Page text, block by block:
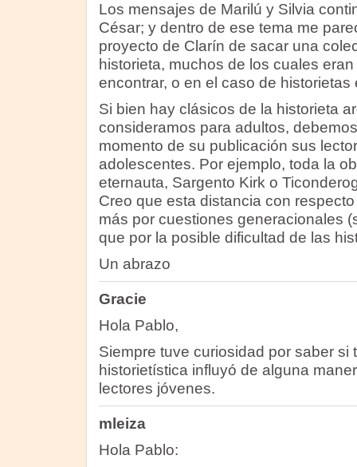
Los mensajes de Marilú y Silvia
César; y dentro de ese tema me
proyecto de Clarín de sacar una
historieta, muchos de los cuales
encontrar, o en el caso de
Si bien hay clásicos de la historieta
consideramos para adultos,
momento de su publicación sus
adolescentes. Por ejemplo, toda la
eternauta, Sargento Kirk o
Creo que esta distancia con
más por cuestiones generacionales
que por la posible dificultad de las
Un abrazo
Gracie
Hola Pablo,
Siempre tuve curiosidad por saber si
historietística influyó de alguna
lectores jóvenes.
mleiza
Hola Pablo: